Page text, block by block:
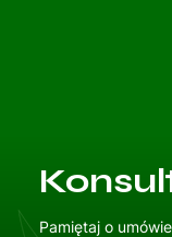
Pamiętaj o